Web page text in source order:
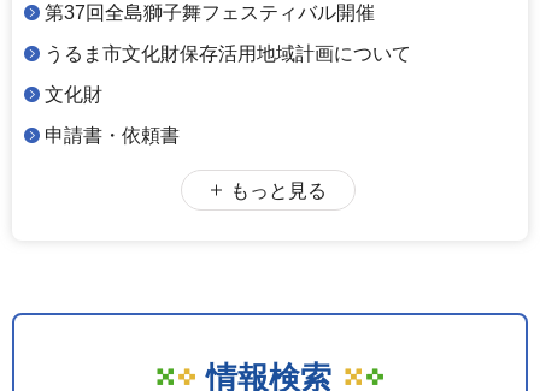
第37回全島獅子舞フェスティバル開催
うるま市文化財保存活用地域計画について
文化財
申請書・依頼書
もっと見る
情報検索